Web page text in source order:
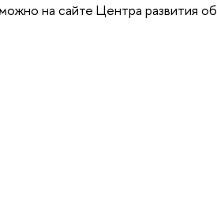
на сайте Центра развития